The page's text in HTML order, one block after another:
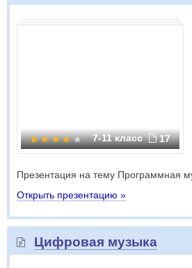
7-11 класс 17
Презентация на тему Программная
Открыть презентацию »
Цифровая музыка